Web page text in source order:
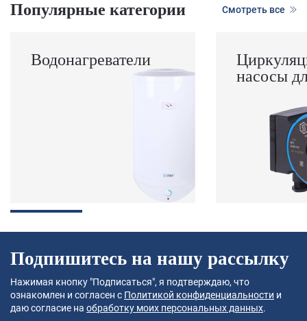
Популярные категории Смотреть все
Водонагреватели
насосы
Подпишитесь на нашу рассылку
Нажимая кнопку "Подписаться", я подтверждаю, что
ознакомлен и согласен с Политикой конфиденциальности и
даю согласие на обработку моих персональных данных.